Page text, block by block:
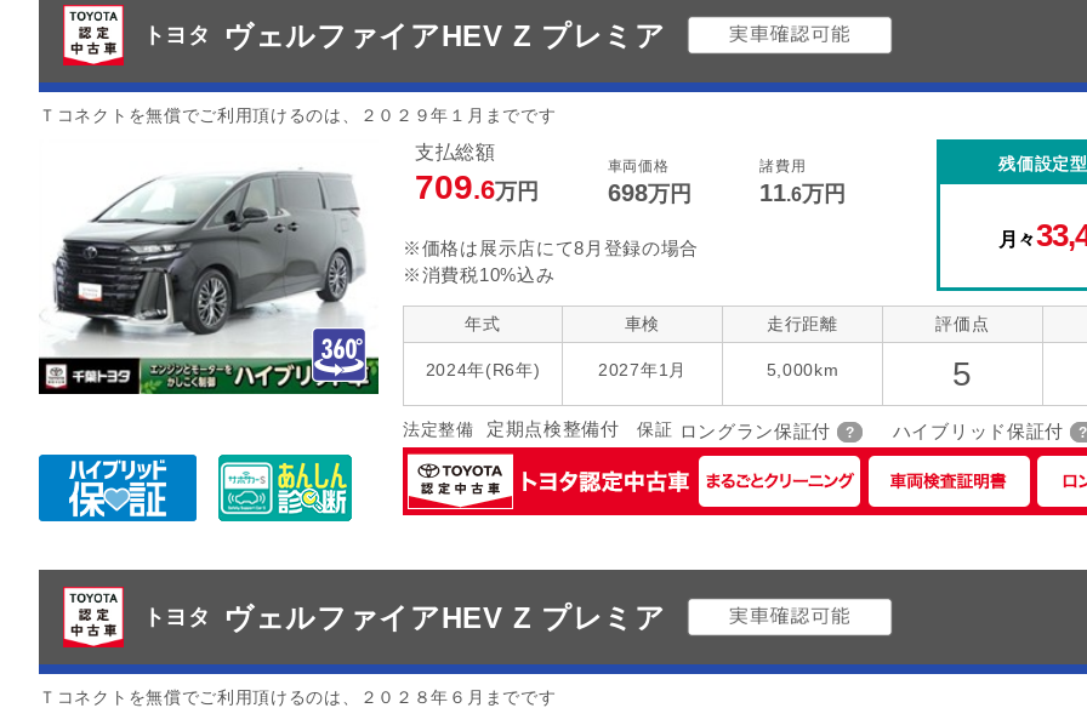
トヨタ ヴェルファイアHEV Z プレミア
Ｔコネクトを無償でご利用頂けるのは、２０２９年１月までです
支払総額
709.6万円
車両価格
698万円
諸費用
11.6万円
※価格は展示店にて8月登録の場合
※消費税10%込み
残価設定
月々
年式
2024年(R6年)
車検
2027年1月
走行距離
5,000km
評価点
5
法定整備 定期点検整備付 保証 ロングラン保証付 ハイブリッド保証付
トヨタ ヴェルファイアHEV Z プレミア
Ｔコネクトを無償でご利用頂けるのは、２０２８年６月までです